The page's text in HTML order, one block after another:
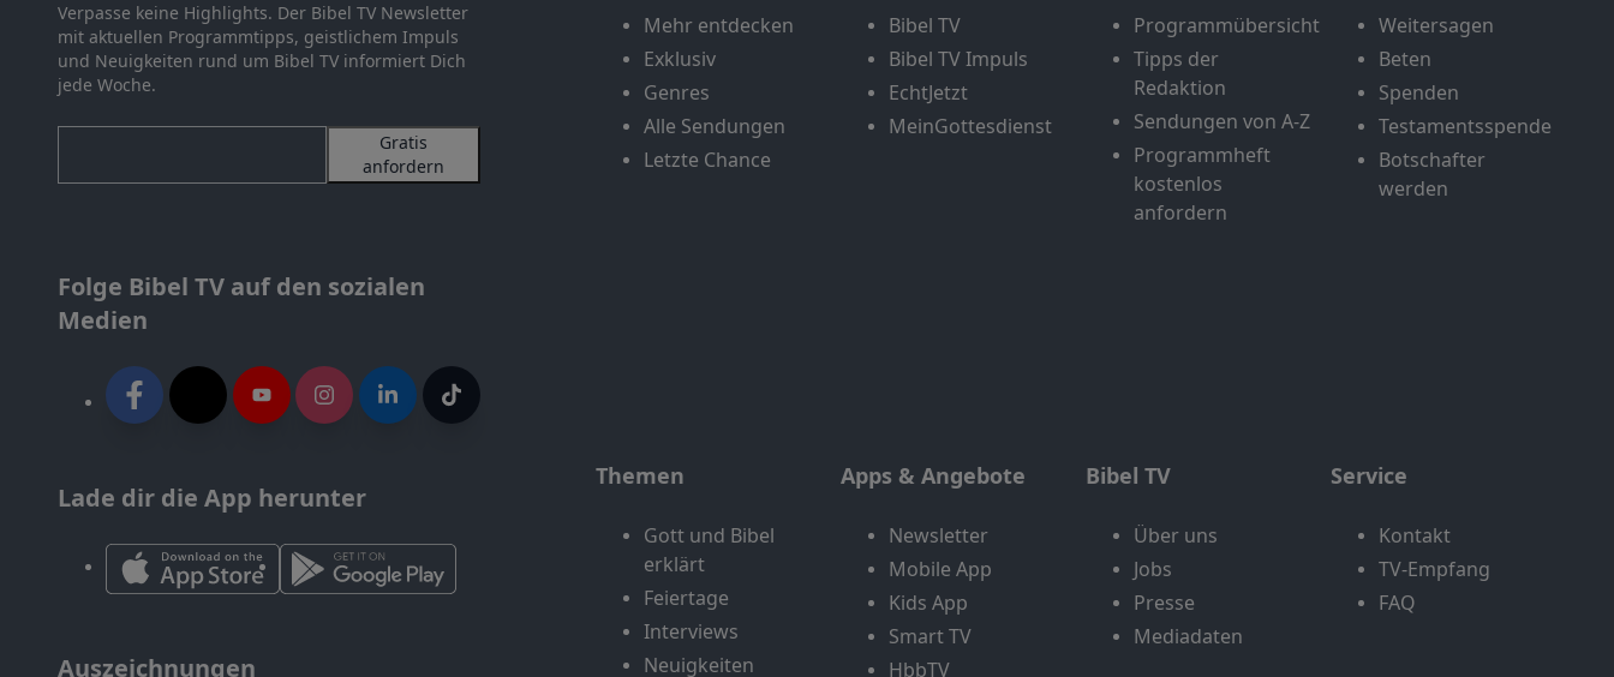
Verpasse keine Highlights. Der Bibel TV Newsletter
mit aktuellen Programmtipps, geistlichem Impuls
und Neuigkeiten rund um Bibel TV informiert Dich
jede Woche.
Gratis
anfordern
Folge Bibel TV auf den sozialen
Medien
Lade dir die App herunter
Auszeichnungen
Mehr entdecken
Exklusiv
Genres
Alle Sendungen
Letzte Chance
Bibel TV
Bibel TV Impuls
EchtJetzt
MeinGottesdienst
Programmübersicht
Tipps der
Redaktion
Sendungen von A-Z
Programmheft
kostenlos
anfordern
Weitersagen
Beten
Spenden
Testamentsspende
Botschafter
werden
Themen
Gott und Bibel
erklärt
Feiertage
Interviews
Neuigkeiten
Apps & Angebote
Newsletter
Mobile App
Kids App
Smart TV
HbbTV
Bibel TV
Über uns
Jobs
Presse
Mediadaten
Service
Kontakt
TV-Empfang
FAQ